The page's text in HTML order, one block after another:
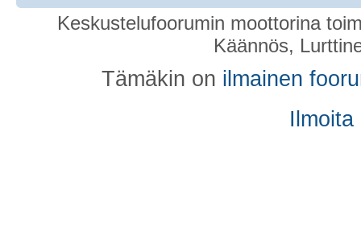
Keskustelufoorumin moottorina
Käännös,
Tämäkin on ilmainen